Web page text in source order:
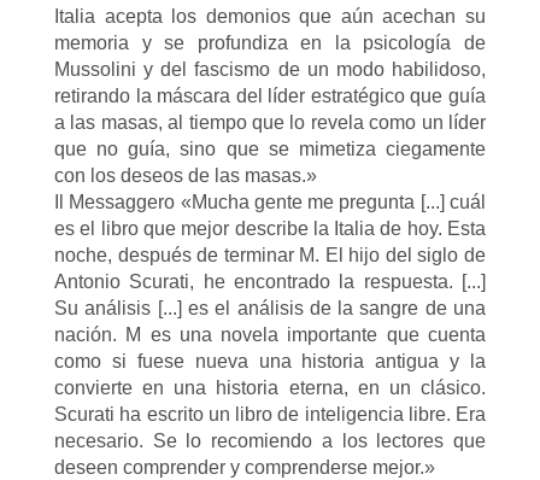
Italia acepta los demonios que aún acechan su
memoria y se profundiza en la psicología de
Mussolini y del fascismo de un modo habilidoso,
retirando la máscara del líder estratégico que guía
a las masas, al tiempo que lo revela como un líder
que no guía, sino que se mimetiza ciegamente
con los deseos de las masas.»
Il Messaggero «Mucha gente me pregunta [...] cuál
es el libro que mejor describe la Italia de hoy. Esta
noche, después de terminar M. El hijo del siglo de
Antonio Scurati, he encontrado la respuesta. [...]
Su análisis [...] es el análisis de la sangre de una
nación. M es una novela importante que cuenta
como si fuese nueva una historia antigua y la
convierte en una historia eterna, en un clásico.
Scurati ha escrito un libro de inteligencia libre. Era
necesario. Se lo recomiendo a los lectores que
deseen comprender y comprenderse mejor.»